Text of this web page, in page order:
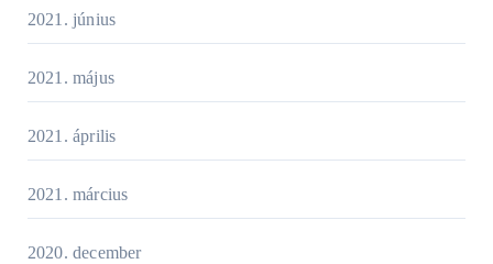
2021. június
2021. május
2021. április
2021. március
2020. december